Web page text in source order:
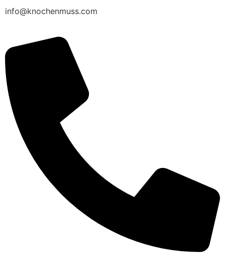
info@knochenmuss.com